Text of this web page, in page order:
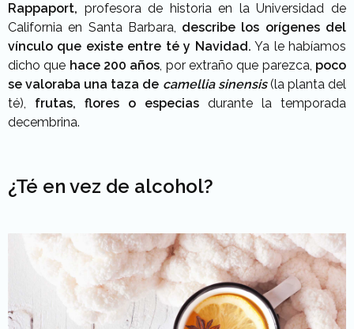
Rappaport, profesora de historia en la Universidad de
California en Santa Barbara, describe los orígenes del
vínculo que existe entre té y Navidad. Ya le habíamos
dicho que hace 200 años, por extraño que parezca, poco
se valoraba una taza de camellia sinensis(la planta del
té), frutas, flores o especias durante la temporada
decembrina.
¿Té en vez de alcohol?